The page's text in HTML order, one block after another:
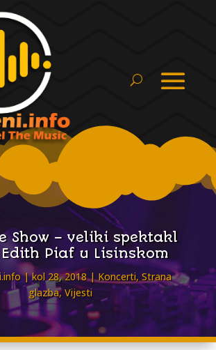
Show – veliki spektakl
Piaf u Lisinskom
kol 28, 2018 Koncerti,Strana
glazba,Vijesti